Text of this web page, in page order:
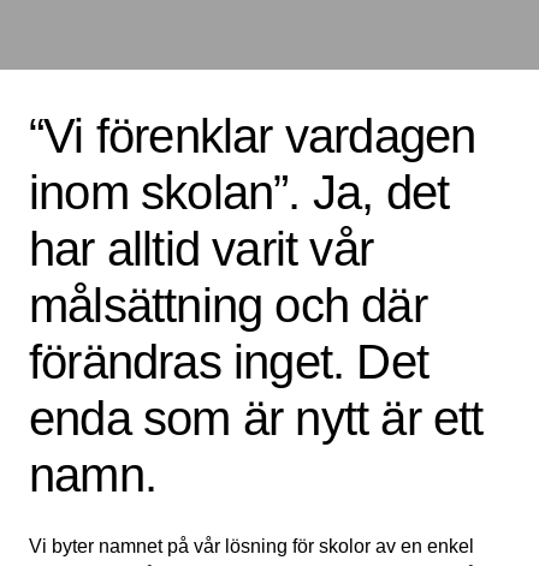
“Vi förenklar vardagen
inom skolan”. Ja, det
har alltid varit vår
målsättning och där
förändras inget. Det
enda som är nytt är ett
namn.
Vi byter namnet på vår lösning för skolor av en enkel